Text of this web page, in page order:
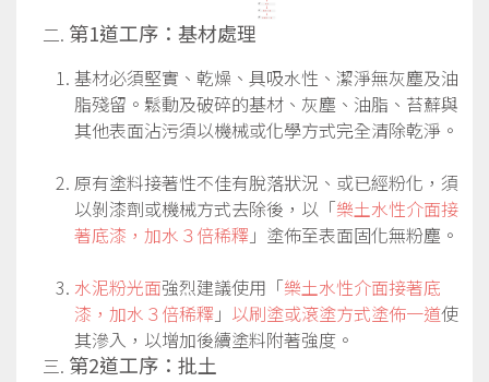
第1道工序：基材處理
基材必須堅實、乾燥、具吸水性、潔淨無灰塵及油
脂殘留。鬆動及破碎的基材、灰塵、油脂、苔蘚與
其他表面沾污須以機械或化學方式完全清除乾淨。
原有塗料接著性不佳有脫落狀況、或已經粉化，須
以剝漆劑或機械方式去除後，以「樂土水性介面接
著底漆，加水３倍稀釋 」塗佈至表面固化無粉塵。
水泥粉光面強烈建議使用「樂土水性介面接著底
漆，加水３倍稀釋 」 以刷塗或滾塗方式塗佈一道使
其滲入，以增加後續塗料附著強度。
第2道工序：批土